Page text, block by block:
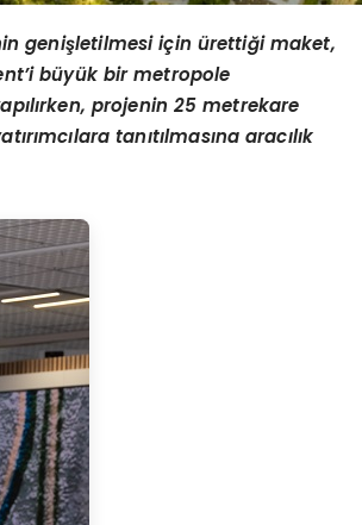
genişletilmesi için ürettiği maket,
büyük bir metropole
projenin 25 metrekare
tanıtılmasına aracılık